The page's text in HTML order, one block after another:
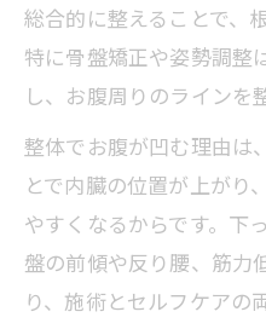
骨盤矯正で内臓
体で解説
整体から考える
注意点
整体的視点で骨
悪影響
骨盤の歪みを整
践例
総合的に整えることで、
特に骨盤矯正や姿勢調整
し、お腹周りのラインを
整体でお腹が凹む理由は
とで内臓の位置が上がり
やすくなるからです。下
盤の前傾や反り腰、筋力
り、施術とセルフケアの